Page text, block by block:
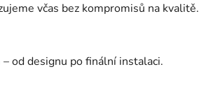
včas bez kompromisů na kvalitě.
od designu po finální instalaci.